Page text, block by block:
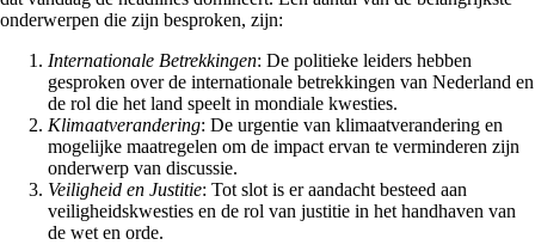
onderwerpen die zijn besproken, zijn:
Internationale Betrekkingen: De politieke leiders hebben
gesproken over de internationale betrekkingen van Nederland en
de rol die het land speelt in mondiale kwesties.
Klimaatverandering: De urgentie van klimaatverandering en
mogelijke maatregelen om de impact ervan te verminderen zijn
onderwerp van discussie.
Veiligheid en Justitie: Tot slot is er aandacht besteed aan
veiligheidskwesties en de rol van justitie in het handhaven van
de wet en orde.